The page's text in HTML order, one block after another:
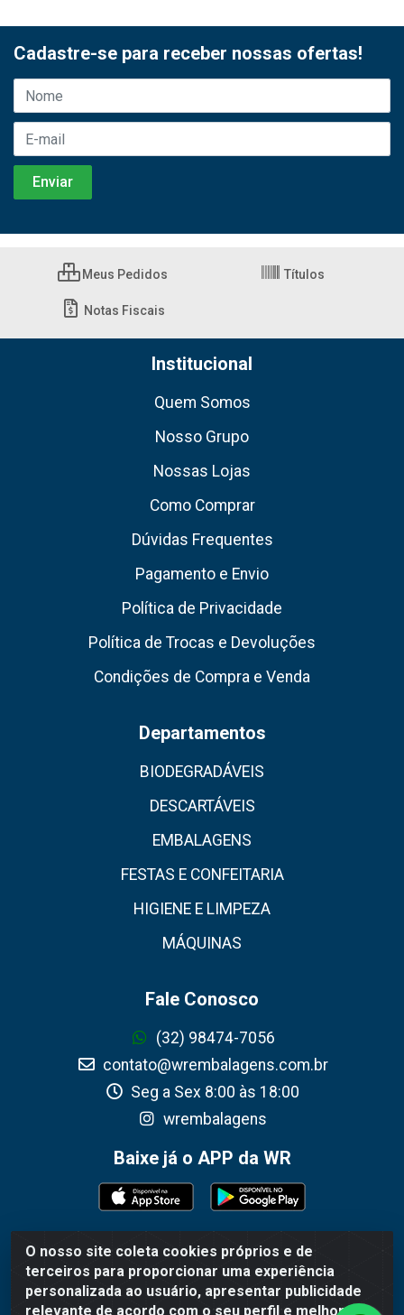
O nosso site coleta cookies próprios e de
terceiros para proporcionar uma experiência
personalizada ao usuário, apresentar publicidade
relevante de acordo com o seu perfil e melhorar a
Cadastre-se para receber nossas ofertas!
Meus Pedidos Títulos
Notas Fiscais
Institucional
Quem Somos
Nosso Grupo
Nossas Lojas
Como Comprar
Dúvidas Frequentes
Pagamento e Envio
Política de Privacidade
Política de Trocas e Devoluções
Condições de Compra e Venda
Departamentos
BIODEGRADÁVEIS
DESCARTÁVEIS
EMBALAGENS
FESTAS E CONFEITARIA
HIGIENE E LIMPEZA
MÁQUINAS
Fale Conosco
(32) 98474-7056
contato@wrembalagens.com.br
Seg a Sex 8:00 às 18:00
wrembalagens
Baixe já o APP da WR
WR Embalagens - R. Cel. Teodoro Gomes de Araújo, 1360 -
Grogotó - Barbacena / MG - CEP 36202-628 - CNPJ
02.692.206/0001-55